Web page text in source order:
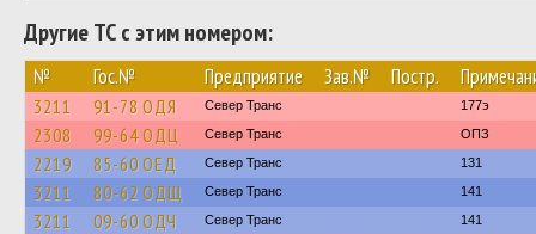
Другие ТС с этим номером:
№ Гос.№ Предприятие Зав.№ Постр.
3211 91-78 ОДЯ Север Транс 177э
2308 99-64 ОДЦ Север Транс ОПЗ
2219 85-60 ОЕД Север Транс 131
3211 80-62 ОДЩ Север Транс 141
3211 09-60 ОДЧ Север Транс 141